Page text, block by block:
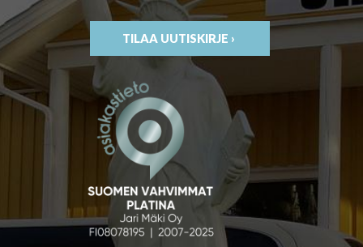
TILAA UUTISKIRJE ›